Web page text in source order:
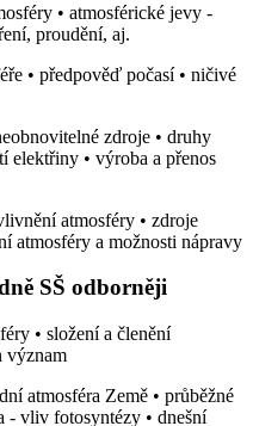
• atmosférické jevy -
proudění, aj.
• předpověď počasí • ničivé
zdroje • druhy
elektřiny • výroba a přenos
atmosféry • zdroje
atmosféry a možnosti nápravy
SŠ odborněji
• složení a členění
význam
atmosféra Země • průběžné
- vliv fotosyntézy • dnešní